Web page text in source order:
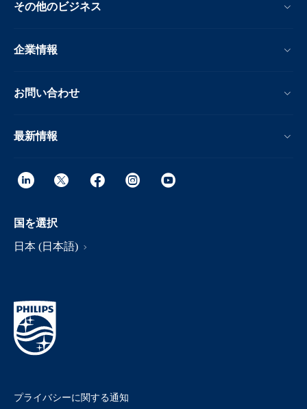
その他のビジネス
企業情報
お問い合わせ
最新情報
国を選択
日本 (日本語)
プライバシーに関する通知